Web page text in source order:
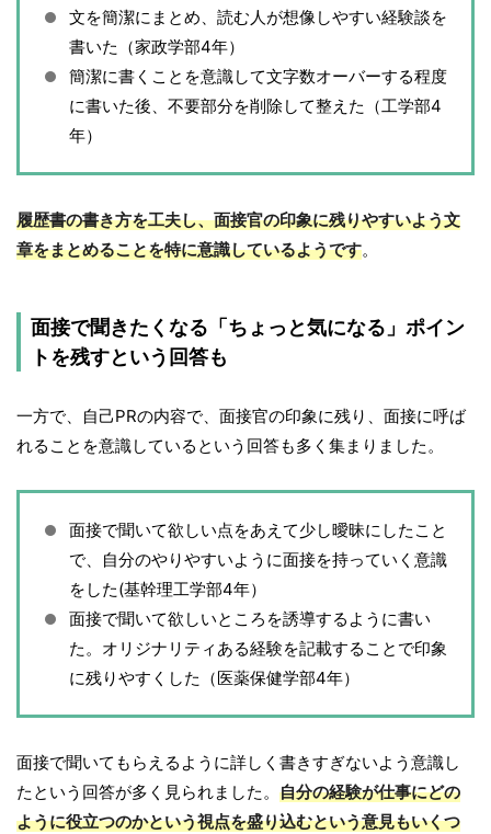
文を簡潔にまとめ、読む人が想像しやすい経験談を
書いた（家政学部4年）
簡潔に書くことを意識して文字数オーバーする程度
に書いた後、不要部分を削除して整えた（工学部4
年）
履歴書の書き方を工夫し、面接官の印象に残りやすいよう文
章をまとめることを特に意識しているようです。
面接で聞きたくなる「ちょっと気になる」ポイン
トを残すという回答も
一方で、自己PRの内容で、面接官の印象に残り、面接に呼ば
れることを意識しているという回答も多く集まりました。
面接で聞いて欲しい点をあえて少し曖昧にしたこと
で、自分のやりやすいように面接を持っていく意識
をした(基幹理工学部4年）
面接で聞いて欲しいところを誘導するように書い
た。オリジナリティある経験を記載することで印象
に残りやすくした（医薬保健学部4年）
面接で聞いてもらえるように詳しく書きすぎないよう意識し
たという回答が多く見られました。 自分の経験が仕事にどの
ように役立つのかという視点を盛り込むという意見もいくつ